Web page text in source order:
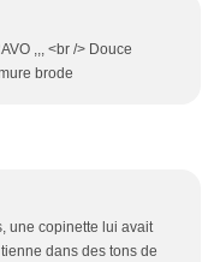
,,, <br /> Douce
brode
une copinette lui avait
dans des tons de